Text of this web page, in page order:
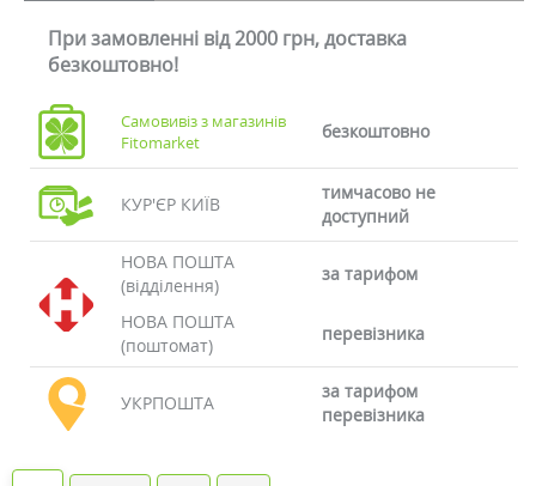
При замовленні від 2000 грн, доставка
безкоштовно!
Самовивіз з магазинів
Fitomarket
безкоштовно
КУР'ЄР КИЇВ
тимчасово не
доступний
НОВА ПОШТА
(відділення)
за тарифом
НОВА ПОШТА
(поштомат)
перевізника
УКРПОШТА
за тарифом
перевізника